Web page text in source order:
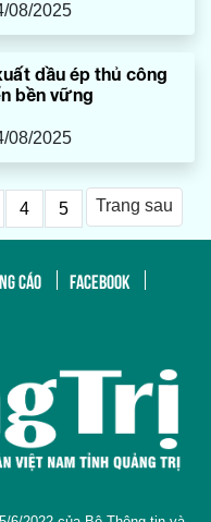
08/2025
dầu ép thủ công
bền vững
08/2025
4 5 Trang sau
CÁO
FACEBOOK